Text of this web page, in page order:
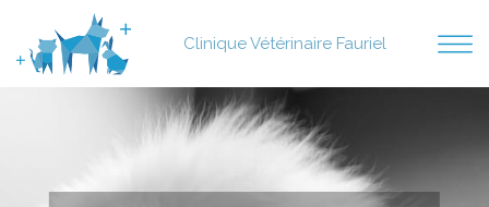
Clinique Vétérinaire Fauriel
ACCUEIL